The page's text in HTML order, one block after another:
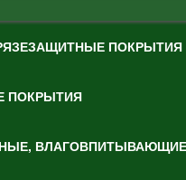
ПОКРЫТИЯ
ПОКРЫТИЯ